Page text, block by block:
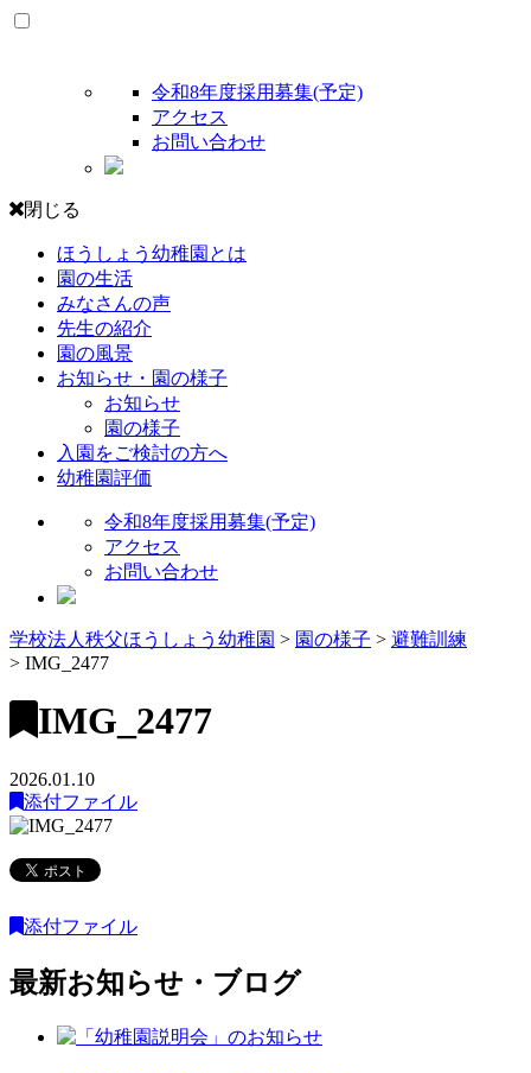
令和8年度採用募集(予定)
アクセス
お問い合わせ
閉じる
ほうしょう幼稚園とは
園の生活
みなさんの声
先生の紹介
園の風景
お知らせ・園の様子
お知らせ
園の様子
入園をご検討の方へ
幼稚園評価
令和8年度採用募集(予定)
アクセス
お問い合わせ
学校法人秩父ほうしょう幼稚園 > 園の様子 > 避難訓練
> IMG_2477
IMG_2477
2026.01.10
添付ファイル
添付ファイル
最新お知らせ・ブログ